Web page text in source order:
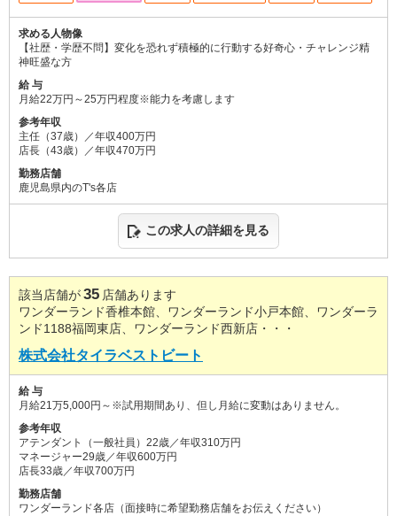
求める人物像
【社歴・学歴不問】変化を恐れず積極的に行動する好奇心・チャレンジ精
神旺盛な方
給 与
月給22万円～25万円程度※能力を考慮します
参考年収
主任（37歳）／年収400万円
店長（43歳）／年収470万円
勤務店舗
鹿児島県内のT's各店
この求人の詳細を見る
該当店舗が35 店舗あります
ワンダーランド香椎本館、ワンダーランド小戸本館、ワンダーラ
ンド1188福岡東店、ワンダーランド西新店・・・
株式会社タイラベストビート
給 与
月給21万5,000円～※試用期間あり、但し月給に変動はありません。
参考年収
アテンダント（一般社員）22歳／年収310万円
マネージャー29歳／年収600万円
店長33歳／年収700万円
勤務店舗
ワンダーランド各店（面接時に希望勤務店舗をお伝えください）